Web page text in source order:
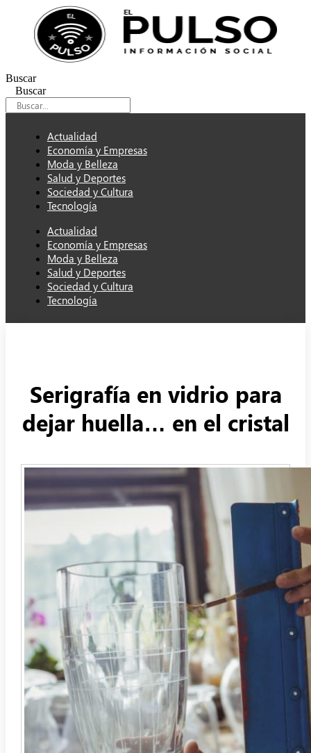
contenido
Buscar
Buscar
Actualidad
Economía y Empresas
Moda y Belleza
Salud y Deportes
Sociedad y Cultura
Tecnología
Actualidad
Economía y Empresas
Moda y Belleza
Salud y Deportes
Sociedad y Cultura
Tecnología
Serigrafía en vidrio para
dejar huella… en el cristal